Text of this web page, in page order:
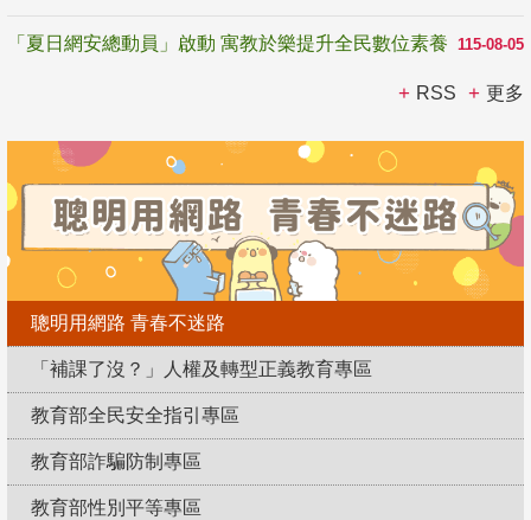
115-08-05
「夏日網安總動員」啟動 寓教於樂提升全民數位素養
RSS 更多
聰明用網路 青春不迷路
「補課了沒？」人權及轉型正義教育專區
教育部全民安全指引專區
教育部詐騙防制專區
教育部性別平等專區